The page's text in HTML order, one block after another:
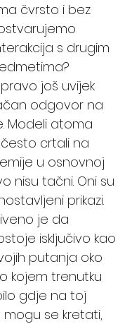
čvrsto i bez
s drugim
još uvijek
odgovor na
Modeli atoma
crtali na
u osnovnoj
nisu tačni. Oni su
prikazi.
je da
isključivo kao
putanja oko
kojem trenutku
gdje na toj
se kretati,